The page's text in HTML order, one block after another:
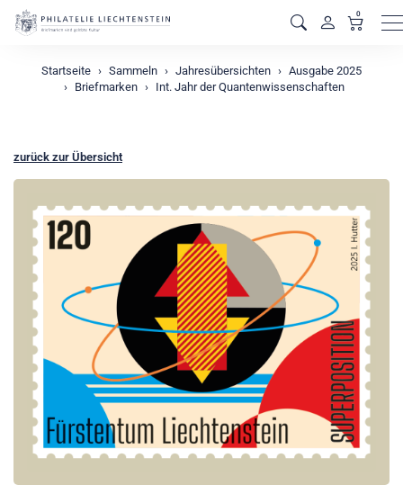
0
Startseite Sammeln Jahresübersichten
Ausgabe 2025
Briefmarken
Int. Jahr der Quantenwissenschaften
zurück zur Übersicht